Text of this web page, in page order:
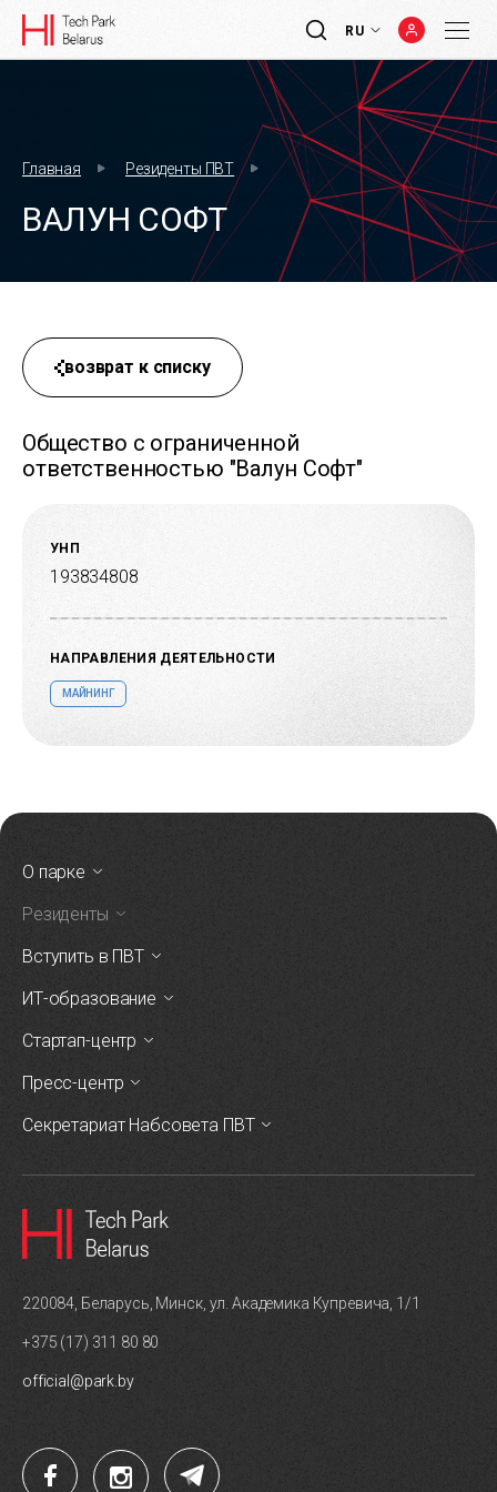
RU
Главная Резиденты ПВТ
ВАЛУН СОФТ
Общество с ограниченной
ответственностью "Валун Софт"
возврат к списку
УНП
193834808
НАПРАВЛЕНИЯ ДЕЯТЕЛЬНОСТИ
МАЙНИНГ
О парке
Резиденты
Вступить в ПВТ
ИТ-образование
Стартап-центр
Пресс-центр
Секретариат Набсовета ПВТ
220084, Беларусь, Минск, ул. Академика Купревича, 1/1
+375 (17) 311 80 80
official@park.by